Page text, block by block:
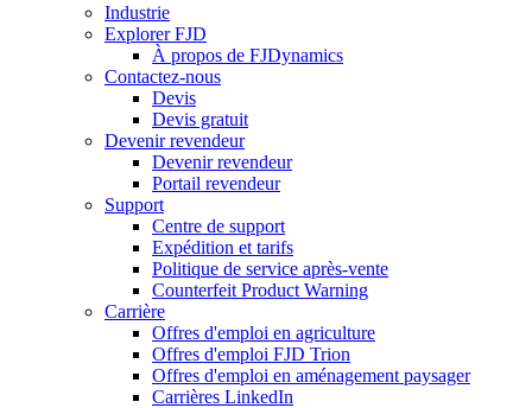
Industrie
Explorer FJD
À propos de FJDynamics
Contactez-nous
Devis
Devis gratuit
Devenir revendeur
Devenir revendeur
Portail revendeur
Support
Centre de support
Expédition et tarifs
Politique de service après-vente
Counterfeit Product Warning
Carrière
Offres d'emploi en agriculture
Offres d'emploi FJD Trion
Offres d'emploi en aménagement paysager
Carrières LinkedIn